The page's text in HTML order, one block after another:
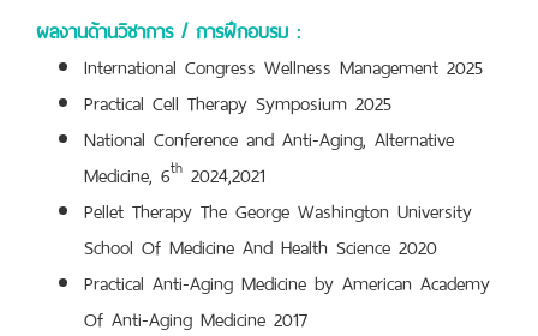
ผลงานด้านวิชาการ / การฝึกอบรม :
International Congress Wellness Management 2025
Practical Cell Therapy Symposium 2025
National Conference and Anti-Aging, Alternative
Medicine, 6th 2024,2021
Pellet Therapy The George Washington University
School Of Medicine And Health Science 2020
Practical Anti-Aging Medicine by American Academy
Of Anti-Aging Medicine 2017